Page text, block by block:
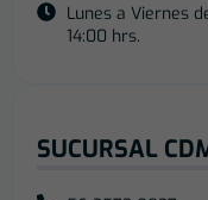
Lunes a Viernes
14:00 hrs.
SUCURSAL